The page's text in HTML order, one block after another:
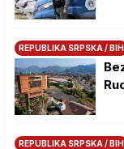
REPUBLIKA SRPSKA / BIH
REPUBLIKA SRPSKA / BIH